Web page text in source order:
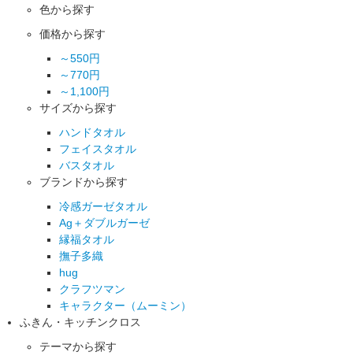
色から探す
価格から探す
～550円
～770円
～1,100円
サイズから探す
ハンドタオル
フェイスタオル
バスタオル
ブランドから探す
冷感ガーゼタオル
Ag＋ダブルガーゼ
縁福タオル
撫子多織
hug
クラフツマン
キャラクター（ムーミン）
ふきん・キッチンクロス
テーマから探す